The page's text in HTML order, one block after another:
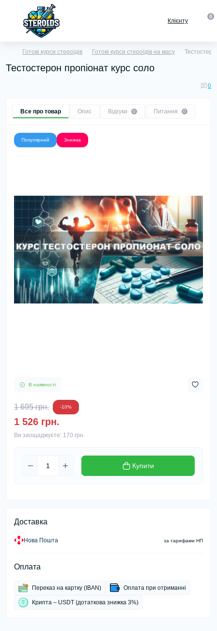
Клієнту
0
Готові курси стероїдів Готові курси стероїдів на масу
Тестостерон пропіонат курс соло
0
Все про товар Опис Відгуки 0 Питання 0
Популярний Знижка
В наявності
1 695 грн. -10%
1 526 грн.
Ви заощаджуєте: 170 грн.
Купити
Доставка
Нова Пошта за тарифами НП
Оплата
Переказ на картку (IBAN) Оплата при отриманні
Крипта – USDT (дотаткова знижка 3%)